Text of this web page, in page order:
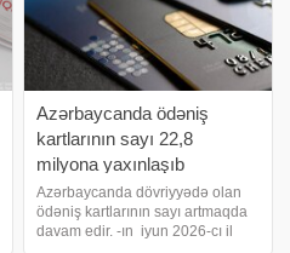
Azərbaycanda ödəniş
kartlarının sayı 22,8
milyona yaxınlaşıb
Azərbaycanda dövriyyədə olan
ödəniş kartlarının sayı artmaqda
davam edir. -ın iyun 2026-cı il